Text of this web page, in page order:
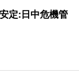
定:日中危機管